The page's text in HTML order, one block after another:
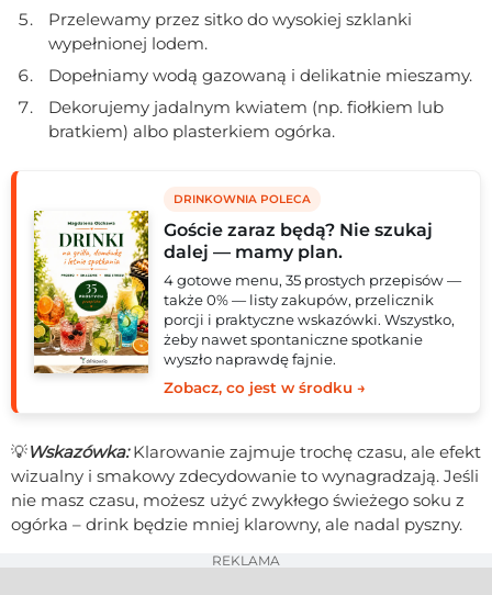
Przelewamy przez sitko do wysokiej szklanki
wypełnionej lodem.
Dopełniamy wodą gazowaną i delikatnie mieszamy.
Dekorujemy jadalnym kwiatem (np. fiołkiem lub
bratkiem) albo plasterkiem ogórka.
DRINKOWNIA POLECA
Goście zaraz będą? Nie szukaj
dalej — mamy plan.
4 gotowe menu, 35 prostych przepisów —
także 0% — listy zakupów, przelicznik
porcji i praktyczne wskazówki. Wszystko,
żeby nawet spontaniczne spotkanie
wyszło naprawdę fajnie.
Zobacz, co jest w środku →
💡Wskazówka:Klarowanie zajmuje trochę czasu, ale efekt
wizualny i smakowy zdecydowanie to wynagradzają. Jeśli
nie masz czasu, możesz użyć zwykłego świeżego soku z
ogórka – drink będzie mniej klarowny, ale nadal pyszny.
REKLAMA